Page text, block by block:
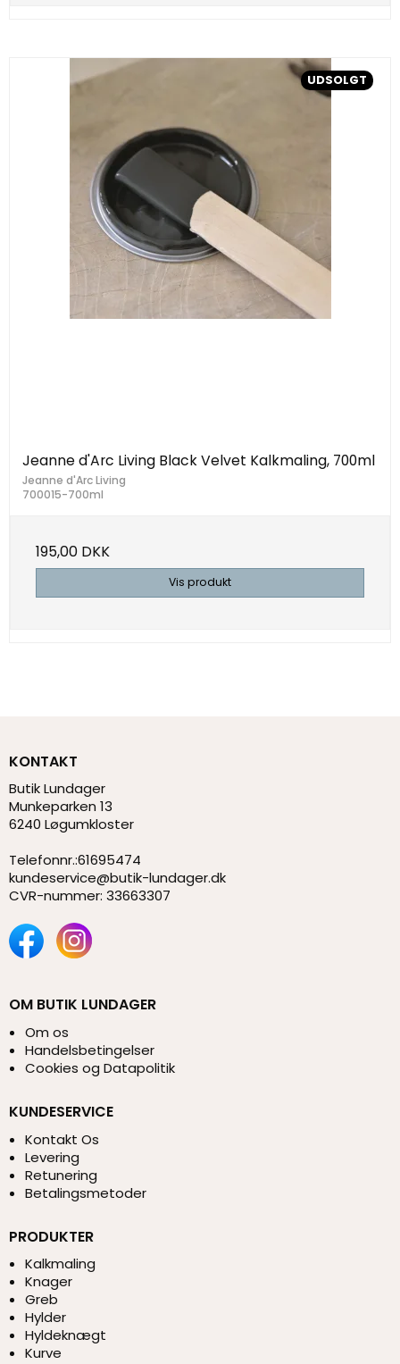
UDSOLGT
Jeanne d'Arc Living Black Velvet Kalkmaling, 700ml
Jeanne d'Arc Living
700015-700ml
195,00 DKK
Vis produkt
KONTAKT
Butik Lundager
Munkeparken 13
6240 Løgumkloster
Telefonnr.:61695474
kundeservice@butik-lundager.dk
CVR-nummer: 33663307
OM BUTIK LUNDAGER
Om os
Handelsbetingelser
Cookies og Datapolitik
KUNDESERVICE
Kontakt Os
Levering
Retunering
Betalingsmetoder
PRODUKTER
Kalkmaling
Knager
Greb
Hylder
Hyldeknægt
Kurve